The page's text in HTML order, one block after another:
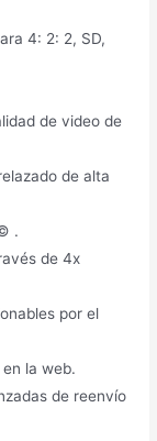
4: 2: 2, SD,
de video de
de alta
.
de 4x
por el
la web.
de reenvío